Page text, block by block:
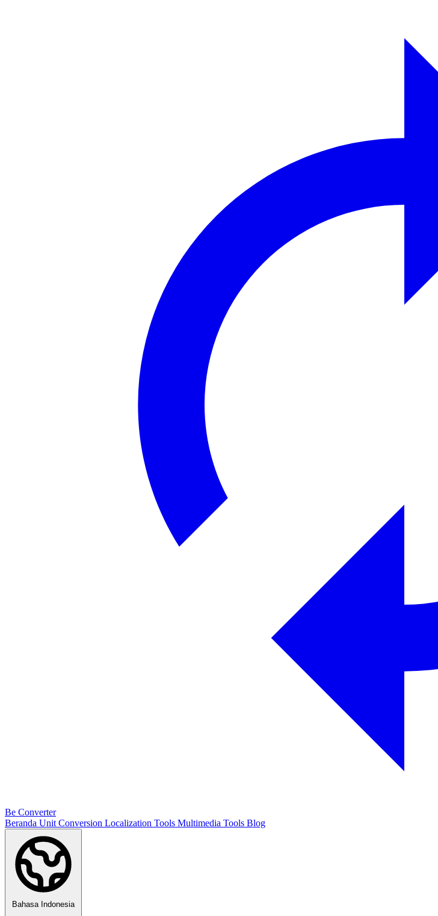
Be Converter
Beranda Unit Conversion Localization Tools Multimedia Tools Blog
Bahasa Indonesia